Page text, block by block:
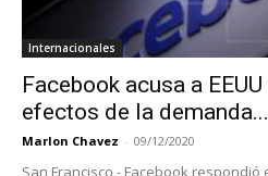
Internacionales
Facebook acusa a
efectos de la demanda...
Marlon Chavez - 09/12/2020
San Francisco - Facebook respondió